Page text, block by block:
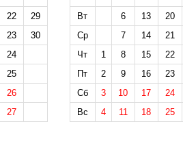
22
29
23
30
24
25
26
27
Вт
6 13
20
Ср
7 14
21
Чт
1 8 15
22
Пт
2 9 16
23
Сб
3 10 17
24
Вс
4 11 18 25